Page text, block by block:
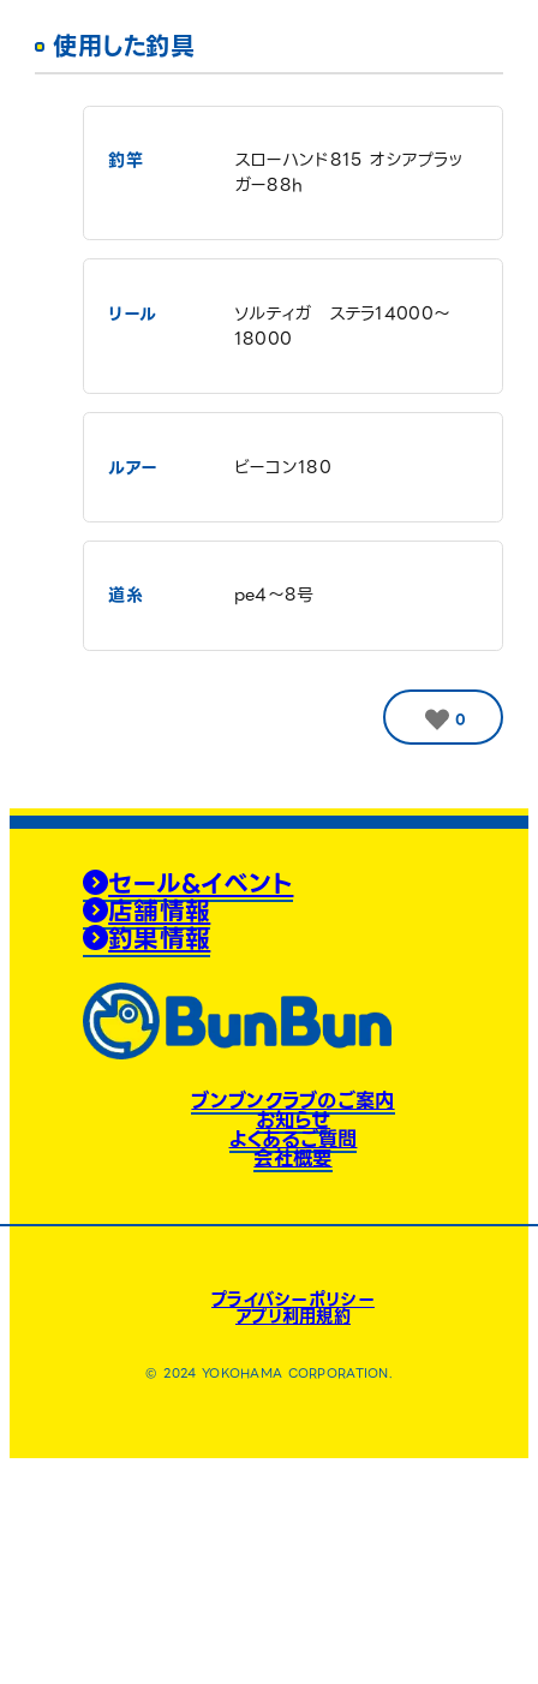
使用した釣具
釣竿
スローハンド815 オシアプラッ
ガー88h
リール
ソルティガ ステラ14000〜
18000
ルアー ビーコン180
道糸 pe4〜8号
0
セール&イベント
店舗情報
釣果情報
ブンブンクラブのご案内
お知らせ
よくあるご質問
会社概要
プライバシーポリシー
アプリ利用規約
© 2024 YOKOHAMA CORPORATION.